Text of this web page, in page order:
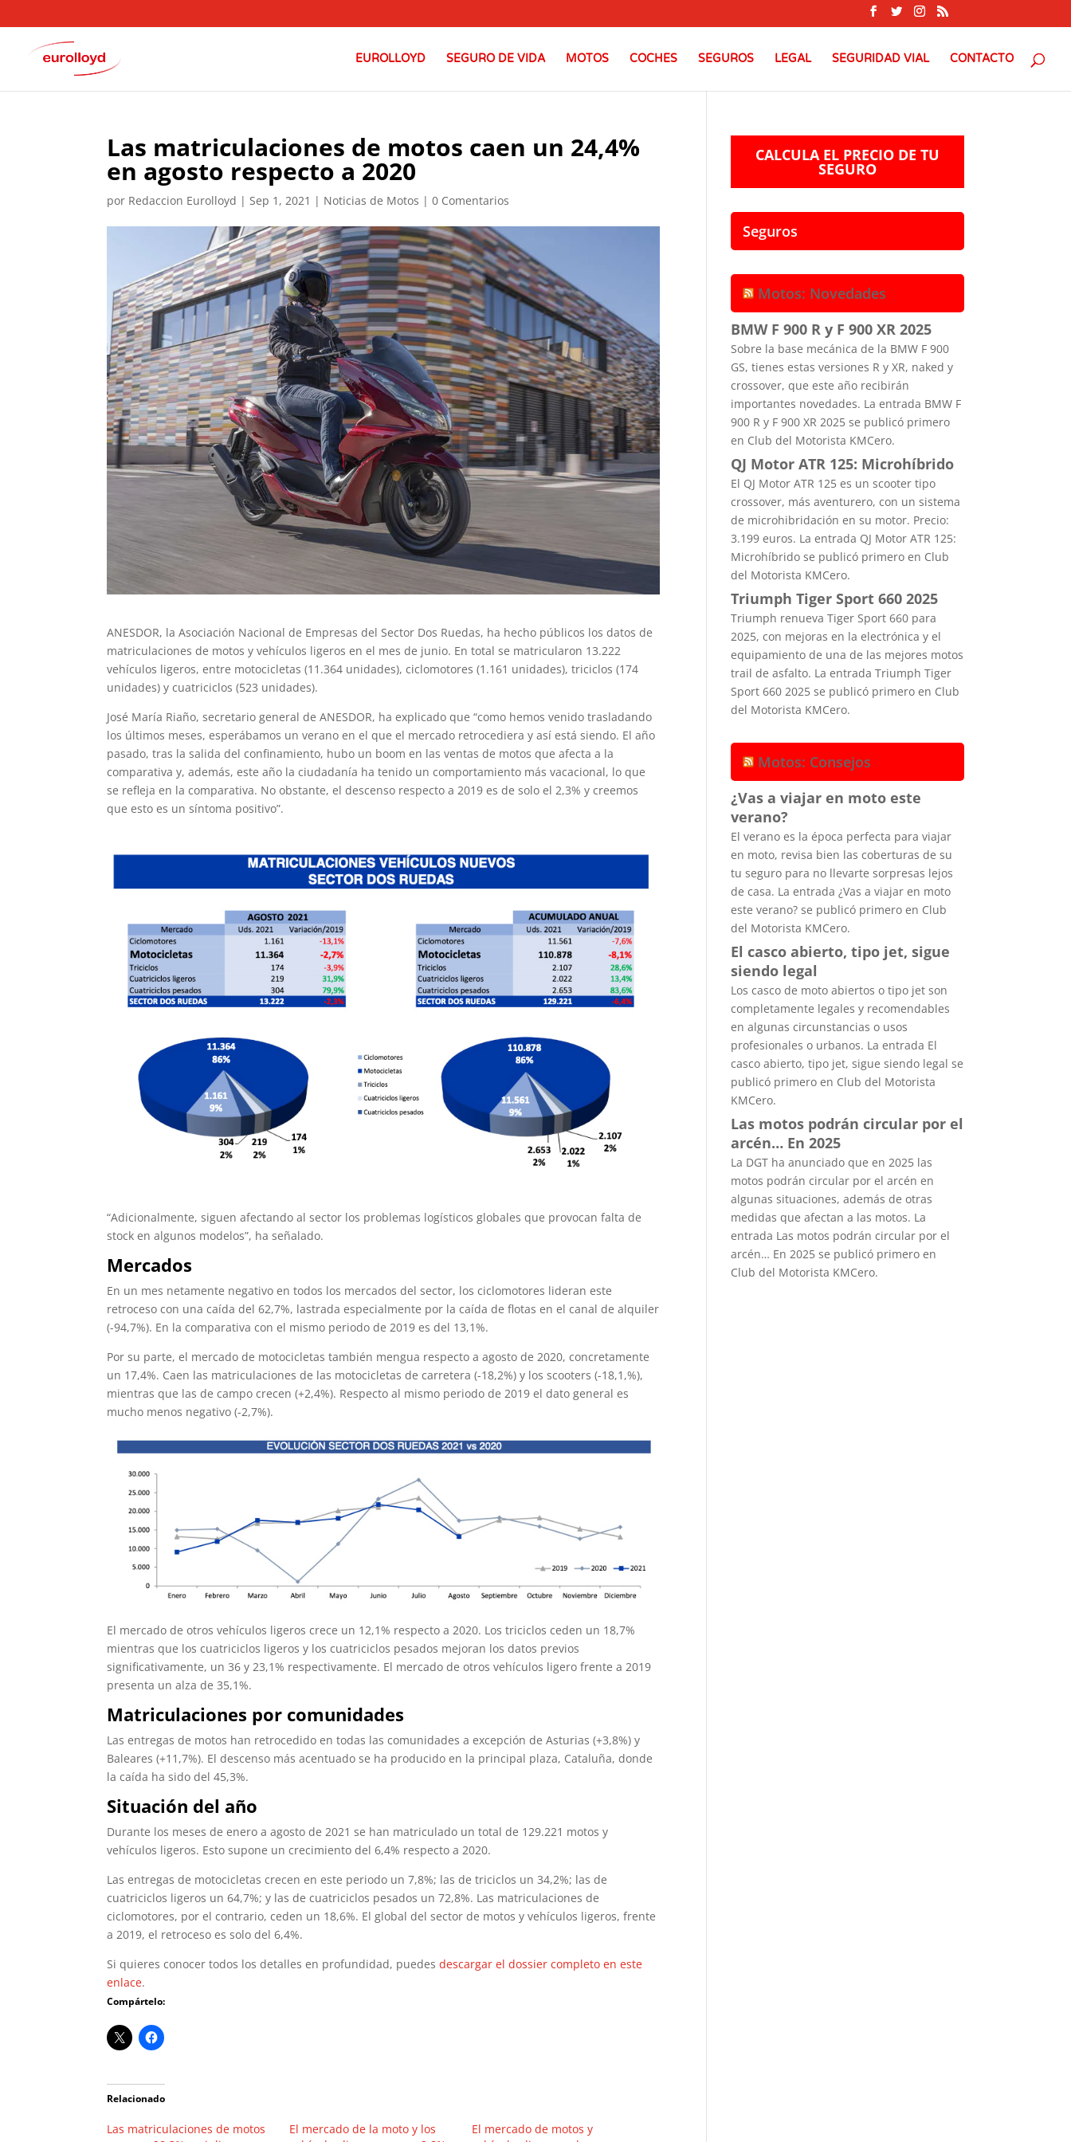
EUROLLOYD SEGURO DE VIDA MOTOS COCHES SEGUROS LEGAL SEGURIDAD VIAL CONTACTO
Las matriculaciones de motos caen un 24,4%
en agosto respecto a 2020
por Redaccion Eurolloyd |Sep 1, 2021 | Noticias de Motos |0 Comentarios
ANESDOR, la Asociación Nacional de Empresas del Sector Dos Ruedas, ha hecho públicos los datos de
matriculaciones de motos y vehículos ligeros en el mes de junio. En total se matricularon 13.222
vehículos ligeros, entre motocicletas (11.364 unidades), ciclomotores (1.161 unidades), triciclos (174
unidades) y cuatriciclos (523 unidades).
José María Riaño, secretario general de ANESDOR, ha explicado que “como hemos venido trasladando
los últimos meses, esperábamos un verano en el que el mercado retrocediera y así está siendo. El año
pasado, tras la salida del confinamiento, hubo un boom en las ventas de motos que afecta a la
comparativa y, además, este año la ciudadanía ha tenido un comportamiento más vacacional, lo que
se refleja en la comparativa. No obstante, el descenso respecto a 2019 es de solo el 2,3% y creemos
que esto es un síntoma positivo”.
“Adicionalmente, siguen afectando al sector los problemas logísticos globales que provocan falta de
stock en algunos modelos”, ha señalado.
Mercados
En un mes netamente negativo en todos los mercados del sector, los ciclomotores lideran este
retroceso con una caída del 62,7%, lastrada especialmente por la caída de flotas en el canal de alquiler
(-94,7%). En la comparativa con el mismo periodo de 2019 es del 13,1%.
Por su parte, el mercado de motocicletas también mengua respecto a agosto de 2020, concretamente
un 17,4%. Caen las matriculaciones de las motocicletas de carretera (-18,2%) y los scooters (-18,1,%),
mientras que las de campo crecen (+2,4%). Respecto al mismo periodo de 2019 el dato general es
mucho menos negativo (-2,7%).
El mercado de otros vehículos ligeros crece un 12,1% respecto a 2020. Los triciclos ceden un 18,7%
mientras que los cuatriciclos ligeros y los cuatriciclos pesados mejoran los datos previos
significativamente, un 36 y 23,1% respectivamente. El mercado de otros vehículos ligero frente a 2019
presenta un alza de 35,1%.
Matriculaciones por comunidades
Las entregas de motos han retrocedido en todas las comunidades a excepción de Asturias (+3,8%) y
Baleares (+11,7%). El descenso más acentuado se ha producido en la principal plaza, Cataluña, donde
la caída ha sido del 45,3%.
Situación del año
Durante los meses de enero a agosto de 2021 se han matriculado un total de 129.221 motos y
vehículos ligeros. Esto supone un crecimiento del 6,4% respecto a 2020.
Las entregas de motocicletas crecen en este periodo un 7,8%; las de triciclos un 34,2%; las de
cuatriciclos ligeros un 64,7%; y las de cuatriciclos pesados un 72,8%. Las matriculaciones de
ciclomotores, por el contrario, ceden un 18,6%. El global del sector de motos y vehículos ligeros, frente
a 2019, el retroceso es solo del 6,4%.
Si quieres conocer todos los detalles en profundidad, puedesdescargar el dossier completo en este
enlace.
Compártelo:
Relacionado
Las matriculaciones de motos
El mercado de la moto y los
El mercado de motos y
CALCULA EL PRECIO DE TU
SEGURO
Seguros
Motos: Novedades
BMW F 900 R y F 900 XR 2025
Sobre la base mecánica de la BMW F 900
GS, tienes estas versiones R y XR, naked y
crossover, que este año recibirán
importantes novedades. La entrada BMW F
900 R y F 900 XR 2025 se publicó primero
en Club del Motorista KMCero.
QJ Motor ATR 125: Microhíbrido
El QJ Motor ATR 125 es un scooter tipo
crossover, más aventurero, con un sistema
de microhibridación en su motor. Precio:
3.199 euros. La entrada QJ Motor ATR 125:
Microhíbrido se publicó primero en Club
del Motorista KMCero.
Triumph Tiger Sport 660 2025
Triumph renueva Tiger Sport 660 para
2025, con mejoras en la electrónica y el
equipamiento de una de las mejores motos
trail de asfalto. La entrada Triumph Tiger
Sport 660 2025 se publicó primero en Club
del Motorista KMCero.
Motos: Consejos
¿Vas a viajar en moto este
verano?
El verano es la época perfecta para viajar
en moto, revisa bien las coberturas de su
tu seguro para no llevarte sorpresas lejos
de casa. La entrada ¿Vas a viajar en moto
este verano? se publicó primero en Club
del Motorista KMCero.
El casco abierto, tipo jet, sigue
siendo legal
Los casco de moto abiertos o tipo jet son
completamente legales y recomendables
en algunas circunstancias o usos
profesionales o urbanos. La entrada El
casco abierto, tipo jet, sigue siendo legal se
publicó primero en Club del Motorista
KMCero.
Las motos podrán circular por el
arcén… En 2025
La DGT ha anunciado que en 2025 las
motos podrán circular por el arcén en
algunas situaciones, además de otras
medidas que afectan a las motos. La
entrada Las motos podrán circular por el
arcén… En 2025 se publicó primero en
Club del Motorista KMCero.